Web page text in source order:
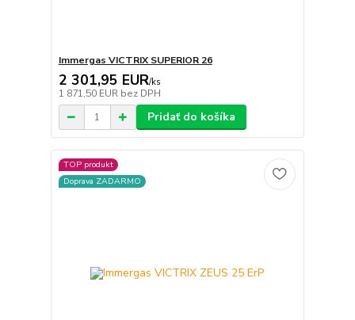
Immergas VICTRIX SUPERIOR 26
2 301,95 EUR/ks
1 871,50 EUR bez DPH
Pridať do košíka
TOP produkt
Doprava ZADARMO